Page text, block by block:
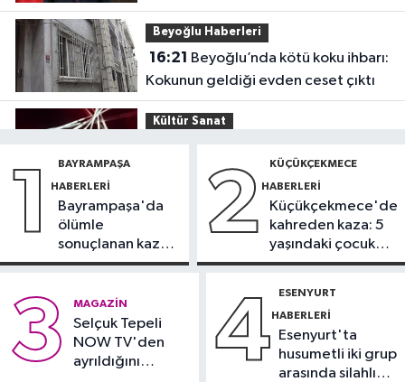
Beyoğlu Haberleri
16:21
Kokunun geldiği evden ceset çıktı
Kültür Sanat
sahne aldı
İstanbul Haberleri
alarmı: Ekipler harekete geçti
14:35
yasaklandı
1 BAYRAMPAŞA
HABERLERI
Bayrampaşa'da
ölümle
sonuçlanan kaza:
Sürücü
2 KÜÇÜKÇEKMECE
HABERLERI
Küçükçekmece'de
kahreden kaza: 5
yaşındaki çocuk
yoğun bakımda
3 MAGAZIN
Selçuk Tepeli
NOW TV'den
ayrıldığını
4 ESENYURT
HABERLERI
Esenyurt'ta
husumetli iki grup
arasında silahlı